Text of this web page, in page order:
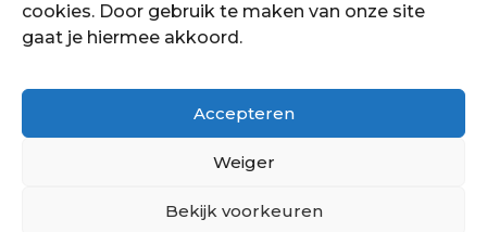
cookies. Door gebruik te maken van onze site
gaat je hiermee akkoord.
Accepteren
Weiger
Bekijk voorkeuren
Over ons
Showroom
Offerte aanvragen
Copyright © 2021 - 2022 Petersstoffering | KVK:
Hoe kan ik je helpen?